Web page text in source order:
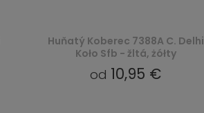
Huňatý Koberec 7388A C. Delhi
Koło Sfb - žltá, żółty
od 10,95 €